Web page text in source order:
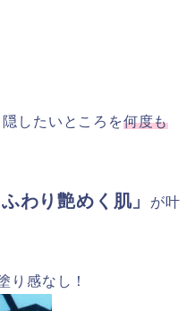
したいところを何度も
わり艶めく肌」
が叶
り感なし！